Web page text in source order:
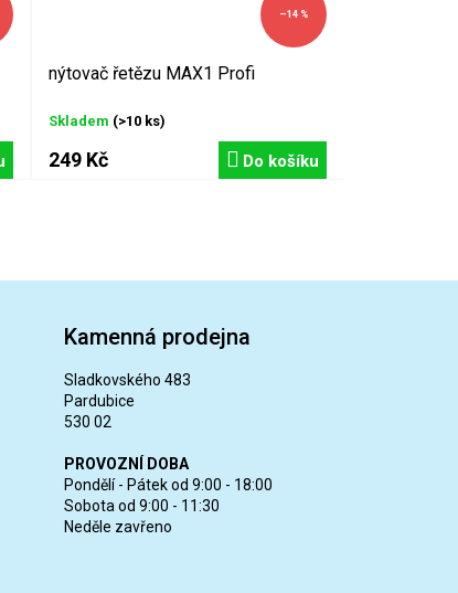
–14 %
nýtovač řetězu MAX1 Profi
Skladem (>10 ks)
249 Kč Do košíku
Kamenná prodejna
Sladkovského 483
Pardubice
530 02
PROVOZNÍ DOBA
Pondělí - Pátek od 9:00 - 18:00
Sobota od 9:00 - 11:30
Neděle zavřeno